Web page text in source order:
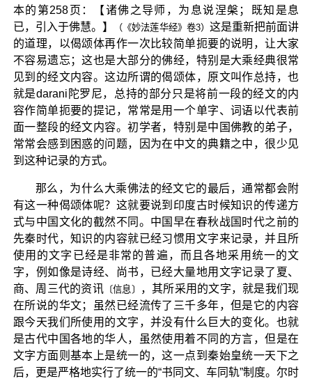
本的第258页：【诸佛之导师，为息说涅槃；既知是息
已，引入于佛慧。】
（《妙法莲华经》卷3） 这是重新把前面讲
的道理，以偈颂体再作一次比较简单扼要的说明，让大家
不容易遗忘；这也是大部分的佛经，特别是大乘经典很常
见到的经文内容。这边所谓的偈颂体，原文叫作总持，也
就是darani陀罗尼，总持的部分只是将前一段的经文的内
容作简单扼要的提记，常常是用一个单字、词语以代表前
面一整段的经文内容。初学者，特别是中国佛教的弟子，
常常会感到困惑的问题，因为在中文的典籍之中，很少见
到这种记录的方式。
那么，为什么大乘佛法的经文它的最后，通常都会附
有这一种偈颂体呢？这就要说到印度古时候知识的传递方
式与中国文化的截然不同。中国早在春秋战国时代之前的
先秦时代，知识的内容就已经习惯用文字来记录，并且所
使用的文字已经是非常的普遍，而且各地采用统一的文
字，例如像是诗经、尚书，已经大量地用文字记录了夏、
商、周三代的资讯〔信息〕
，其所采用的文字，就是我们现
在所说的华文；虽然已经流传了三千多年，但是它的内容
跟今天我们所使用的文字，并没有什么巨大的变化。也就
是古代中国各地的华人，虽然使用着不同的方言，但是在
文字方面则基本上是统一的，这一点到秦始皇统一天下之
后，更是严格地实行了统一的“书同文、车同轨”制度。尔时